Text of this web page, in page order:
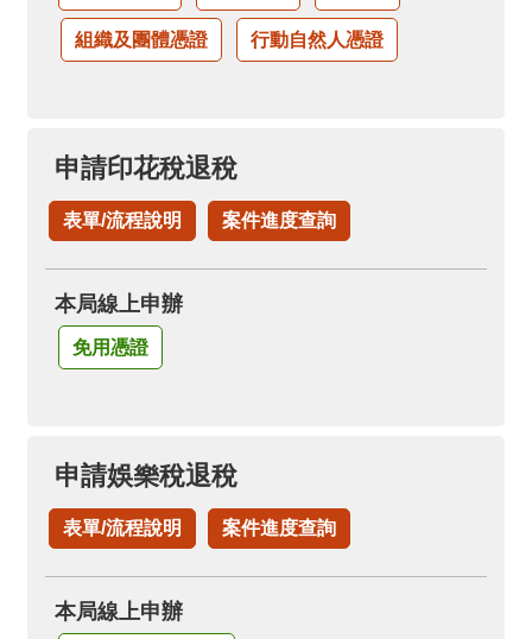
組織及團體憑證 行動自然人憑證
申請印花稅退稅
表單/流程說明 案件進度查詢
本局線上申辦
免用憑證
申請娛樂稅退稅
表單/流程說明 案件進度查詢
本局線上申辦